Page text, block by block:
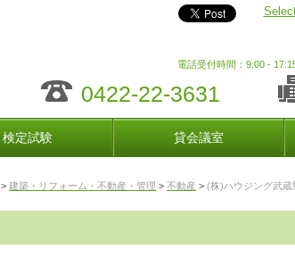
電話受付時間：9:00 -
0422-22-3631
検定試験 貸会議室
>建築・リフォーム・不動産・管理 >不動産 >(株)ハウジング武蔵